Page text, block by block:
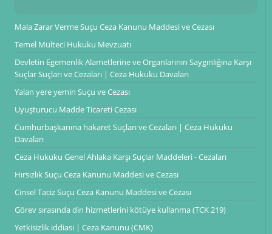
Mala Zarar Verme Suçu Ceza Kanunu Maddesi ve Cezası
Temel Mülteci Hukuku Mevzuatı
Devletin Egemenlik Alametlerine ve Organlarının Saygınlığına Karşı
Suçlar Suçları ve Cezaları | Ceza Hukuku Davaları
Yalan yere yemin Suçu ve Cezası
Uyuşturucu Madde Ticareti Cezası
Cumhurbaşkanına hakaret Suçları ve Cezaları | Ceza Hukuku
Davaları
Ceza Hukuku Genel Ahlaka Karşı Suçlar Maddeleri - Cezaları
Hırsızlık Suçu Ceza Kanunu Maddesi ve Cezası
Cinsel Taciz Suçu Ceza Kanunu Maddesi ve Cezası
Görev sırasında din hizmetlerini kötüye kullanma (TCK 219)
Yetkisizlik iddiası | Ceza Kanunu (CMK)